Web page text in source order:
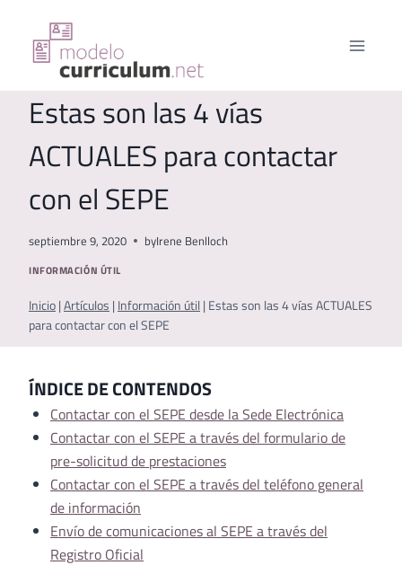
contenido
Estas son las 4 vías
ACTUALES para contactar
con el SEPE
septiembre 9, 2020 byIrene Benlloch
INFORMACIÓN ÚTIL
Inicio | Artículos | Información útil | Estas son las 4 vías ACTUALES
para contactar con el SEPE
ÍNDICE DE CONTENDOS
Contactar con el SEPE desde la Sede Electrónica
Contactar con el SEPE a través del formulario de
pre-solicitud de prestaciones
Contactar con el SEPE a través del teléfono general
de información
Envío de comunicaciones al SEPE a través del
Registro Oficial